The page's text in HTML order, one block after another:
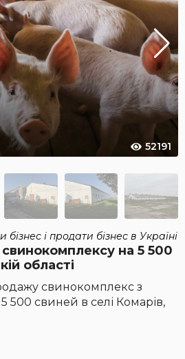
52191
і продати бізнес в Україні
на 5 500
області
свинокомплекс з
500 свиней в селі Комарів,